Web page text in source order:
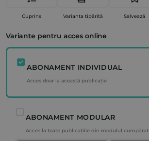
Cuprins Varianta tipărită Salvează
Variante pentru acces online
ABONAMENT INDIVIDUAL
Acces doar la această publicație
ABONAMENT MODULAR
Acces la toate publicațiile din modulul cumpărat